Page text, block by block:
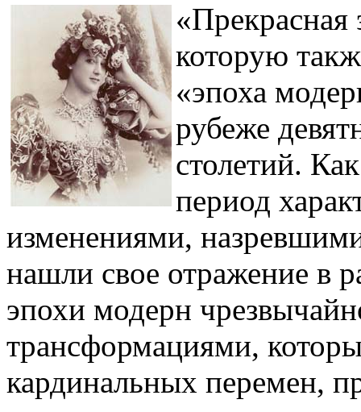
«Прекрасная
которую
«эпоха
рубеже
столетий.
период
изменениями,
нашли свое отражение в
эпохи модерн
трансформациями,
кардинальных перемен,